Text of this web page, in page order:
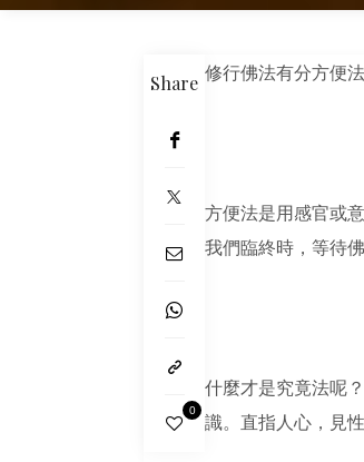
Share
0
修行佛法有分方便
方便法是用感官或
我們臨終時，等待
什麼才是究竟法呢
識。直指人心，見